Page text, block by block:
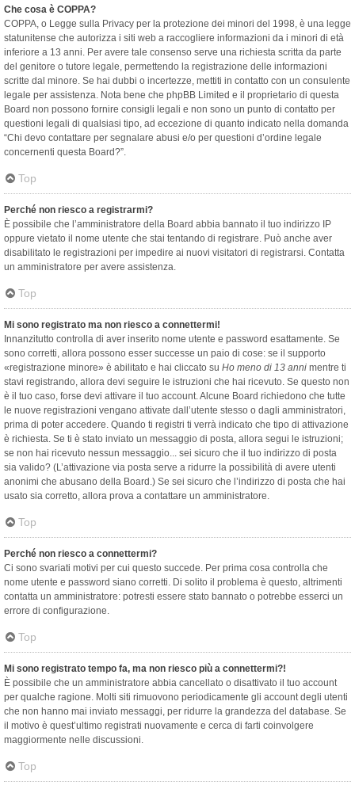
Che cosa è COPPA?
COPPA, o Legge sulla Privacy per la protezione dei minori del 1998, è una legge
statunitense che autorizza i siti web a raccogliere informazioni da i minori di età
inferiore a 13 anni. Per avere tale consenso serve una richiesta scritta da parte
del genitore o tutore legale, permettendo la registrazione delle informazioni
scritte dal minore. Se hai dubbi o incertezze, mettiti in contatto con un consulente
legale per assistenza. Nota bene che phpBB Limited e il proprietario di questa
Board non possono fornire consigli legali e non sono un punto di contatto per
questioni legali di qualsiasi tipo, ad eccezione di quanto indicato nella domanda
“Chi devo contattare per segnalare abusi e/o per questioni d’ordine legale
concernenti questa Board?”.
Top
Perché non riesco a registrarmi?
È possibile che l’amministratore della Board abbia bannato il tuo indirizzo IP
oppure vietato il nome utente che stai tentando di registrare. Può anche aver
disabilitato le registrazioni per impedire ai nuovi visitatori di registrarsi. Contatta
un amministratore per avere assistenza.
Top
Mi sono registrato ma non riesco a connettermi!
Innanzitutto controlla di aver inserito nome utente e password esattamente. Se
sono corretti, allora possono esser successe un paio di cose: se il supporto
«registrazione minore» è abilitato e hai cliccato su Ho meno di 13 anni mentre ti
stavi registrando, allora devi seguire le istruzioni che hai ricevuto. Se questo non
è il tuo caso, forse devi attivare il tuo account. Alcune Board richiedono che tutte
le nuove registrazioni vengano attivate dall’utente stesso o dagli amministratori,
prima di poter accedere. Quando ti registri ti verrà indicato che tipo di attivazione
è richiesta. Se ti è stato inviato un messaggio di posta, allora segui le istruzioni;
se non hai ricevuto nessun messaggio... sei sicuro che il tuo indirizzo di posta
sia valido? (L’attivazione via posta serve a ridurre la possibilità di avere utenti
anonimi che abusano della Board.) Se sei sicuro che l’indirizzo di posta che hai
usato sia corretto, allora prova a contattare un amministratore.
Top
Perché non riesco a connettermi?
Ci sono svariati motivi per cui questo succede. Per prima cosa controlla che
nome utente e password siano corretti. Di solito il problema è questo, altrimenti
contatta un amministratore: potresti essere stato bannato o potrebbe esserci un
errore di configurazione.
Top
Mi sono registrato tempo fa, ma non riesco più a connettermi?!
È possibile che un amministratore abbia cancellato o disattivato il tuo account
per qualche ragione. Molti siti rimuovono periodicamente gli account degli utenti
che non hanno mai inviato messaggi, per ridurre la grandezza del database. Se
il motivo è quest’ultimo registrati nuovamente e cerca di farti coinvolgere
maggiormente nelle discussioni.
Top